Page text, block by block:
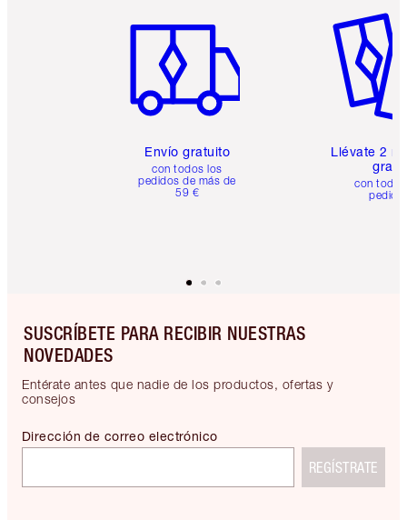
Envío gratuito
con todos los
pedidos de más de
59 €
Llévate 2
gratis
con
SUSCRÍBETE PARA RECIBIR NUESTRAS
NOVEDADES
Entérate antes que nadie de los productos, ofertas y
consejos
Dirección de correo electrónico
REGÍSTRATE